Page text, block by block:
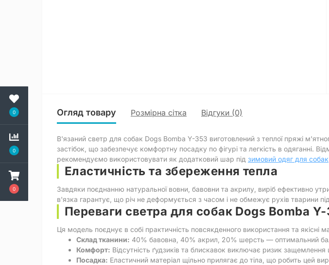
0
0
0
Огляд товару Розмірна сітка Відгуки (0)
В'язаний светр для собак Dogs Bomba Y-353 виготовлений з теплої пряжі
застібок, що забезпечує комфортну посадку по фігурі та легкість в одяганні.
рекомендуємо використовувати як додатковий шар під зимовий одяг для собак
Еластичність та збереження тепла
Завдяки поєднанню натуральної вовни, бавовни та акрилу, виріб ефективно
в'язка гарантує, що річ не деформується з часом і не обмежує рухів тварини
Переваги светра для собак Dogs Bomba
Ця модель поєднує в собі практичність повсякденного використання та якісні
Склад тканини: 40% бавовна, 40% акрил, 20% шерсть — оптимальний
Комфорт: Відсутність ґудзиків та блискавок виключає ризик
Посадка: Еластичний матеріал щільно прилягає до тіла, що робить цей